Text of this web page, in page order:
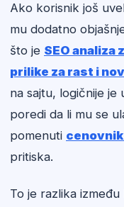
Ako korisnik još
mu dodatno
što je SEO analiza
prilike za rast i
na sajtu, logičnije je
poredi da li mu se
pomenuti
pritiska.
To je razlika